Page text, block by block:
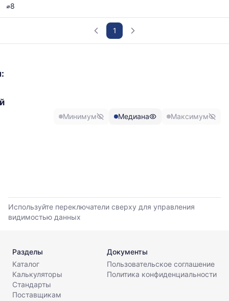
⌀8
1
максимальной
последние
6
месяцев.
чтобы
оценить
тренд
разброс
Минимум Медиана Максимум
Используйте переключатели сверху для управления
видимостью данных
Разделы
Каталог
Калькуляторы
Стандарты
Поставщикам
Документы
Пользовательское соглашение
Политика конфиденциальности